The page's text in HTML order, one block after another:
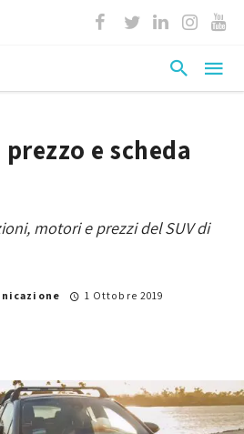
e scheda
motori e prezzi del SUV di
1 Ottobre 2019